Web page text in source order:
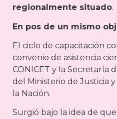
regionalmente situado.
En pos de un mismo
El ciclo de capacitación
convenio de asistencia
CONICET y la Secretaría
del Ministerio de Justicia
la Nación.
Surgió bajo la idea de